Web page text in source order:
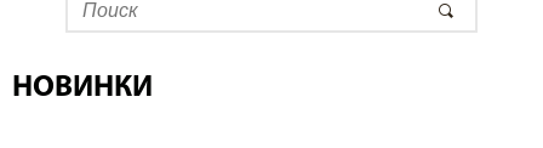
НОВИНКИ